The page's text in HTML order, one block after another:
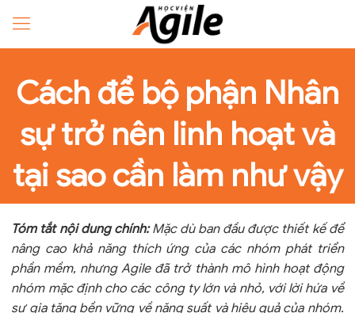
Cách để bộ phận Nhân
sự trở nên linh hoạt và
tại sao cần làm như vậy
Tóm tắt nội dung chính:Mặc dù ban đầu được thiết kế để
nâng cao khả năng thích ứng của các nhóm phát triển
phần mềm, nhưng Agile đã trở thành mô hình hoạt động
nhóm mặc định cho các công ty lớn và nhỏ, với lời hứa về
sự gia tăng bền vững về năng suất và hiệu quả của nhóm.